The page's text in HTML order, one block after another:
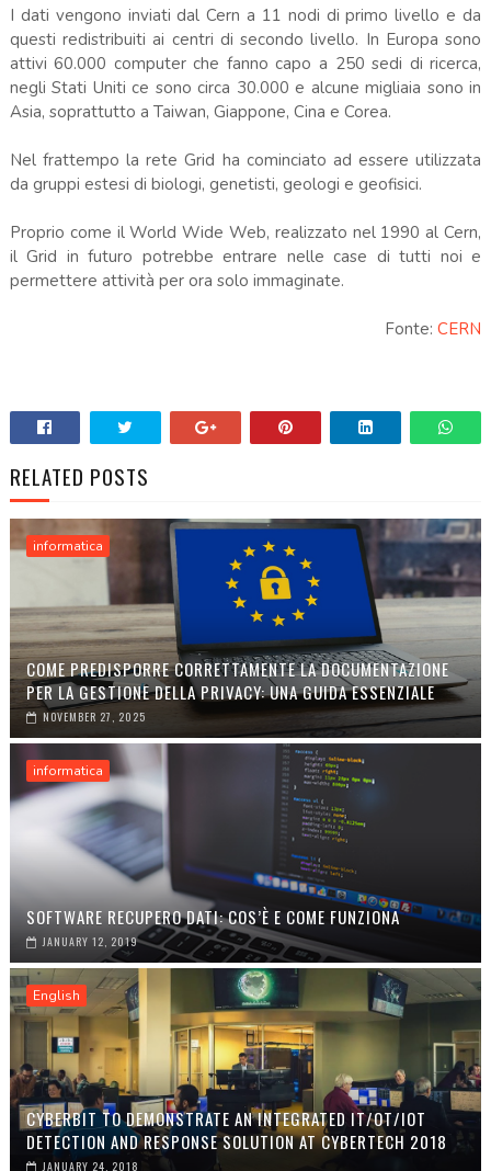
I dati vengono inviati dal Cern a 11 nodi di primo livello e da
questi redistribuiti ai centri di secondo livello. In Europa sono
attivi 60.000 computer che fanno capo a 250 sedi di ricerca,
negli Stati Uniti ce sono circa 30.000 e alcune migliaia sono in
Asia, soprattutto a Taiwan, Giappone, Cina e Corea.
Nel frattempo la rete Grid ha cominciato ad essere utilizzata
da gruppi estesi di biologi, genetisti, geologi e geofisici.
Proprio come il World Wide Web, realizzato nel 1990 al Cern,
il Grid in futuro potrebbe entrare nelle case di tutti noi e
permettere attività per ora solo immaginate.
Fonte:CERN
RELATED POSTS
informatica
COME PREDISPORRE CORRETTAMENTE LA DOCUMENTAZIONE
PER LA GESTIONE DELLA PRIVACY: UNA GUIDA ESSENZIALE
NOVEMBER 27, 2025
informatica
SOFTWARE RECUPERO DATI: COS’È E COME FUNZIONA
JANUARY 12, 2019
English
CYBERBIT TO DEMONSTRATE AN INTEGRATED IT/OT/IOT
DETECTION AND RESPONSE SOLUTION AT CYBERTECH 2018
JANUARY 24, 2018